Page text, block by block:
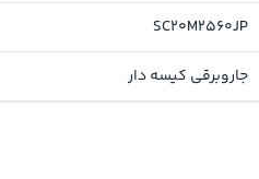
SC20M2560JP
جاروبرقی کیسه دار